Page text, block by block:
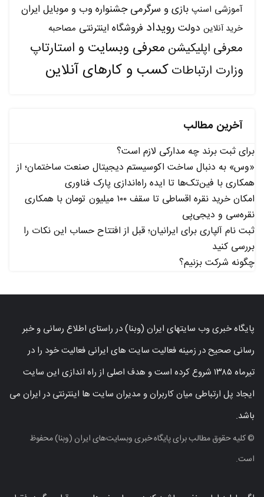
آموزشی اسنپ بازی و سرگرمی جشنواره وب و موبایل ایران
خرید آنلاین دولت رویداد فروشگاه اینترنتی مصاحبه
معرفی اپلیکیشن معرفی وبسایت و استارتاپ
وزارت ارتباطاتکسب و کارهای آنلاین
آخرین مطالب
برای ثبت برند چه مدارکی لازم است؟
«وس» به دنبال ساخت اکوسیستم دیجیتال صنعت ساختمان؛ از
همکاری با فین‌تک‌ها تا ایده راه‌اندازی پارک فناوری
امکان خرید نقره اقساطی تا سقف ۱۰۰ میلیون تومان با همکاری
نقره‌سی و دیجی‌پی
ثبت نام آلپاری برای ایرانیان؛ قبل از افتتاح حساب این نکات را
بررسی کنید
چگونه شرکت بزنیم؟
پایگاه خبری وب سایتهای ایران (وبنا) در راستای اطلاع رسانی و خبر
رسانی صحیح در زمینه فعالیت سایت های ایرانی فعالیت خود را در
تیرماه ۱۳۸۵ شروع کرده است و هدف اصلی از راه اندازی این سایت
ایجاد پل ارتباطی میان کاربران و مدیران سایت ها اینترنتی در ایران می
باشد.
© کلیه حقوق مطالب برای پایگاه خبری وبسایت‌های ایران (وبنا) محفوظ
است.